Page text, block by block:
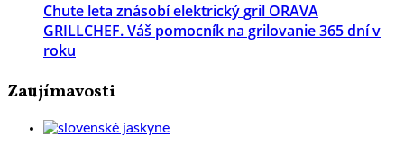
Chute leta znásobí elektrický gril ORAVA
GRILLCHEF. Váš pomocník na grilovanie 365 dní v
roku
Zaujímavosti